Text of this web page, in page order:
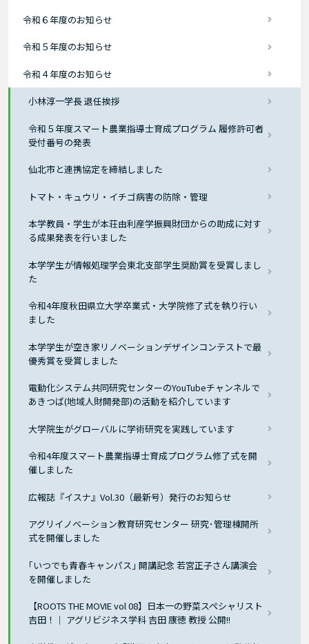
令和６年度のお知らせ
令和５年度のお知らせ
令和４年度のお知らせ
小林淳一学長 退任挨拶
令和５年度スマート農業指導士育成プログラム 履修許可者
受付番号の発表
仙北市と連携協定を締結しました
トマト・キュウリ・イチゴ病害の防除・管理
本学教員・学生が本荘由利産学振興財団からの助成に対す
る成果発表を行いました
本学学生が情報処理学会東北支部学生奨励賞を受賞しまし
た
令和4年度秋田県立大学卒業式・大学院修了式を執り行い
ました
本学学生が空き家リノベーションデザインコンテストで最
優秀賞を受賞しました
電動化システム共同研究センターのYouTubeチャンネルで
あきつば(地域人財開発部)の活動を紹介しています
大学院生がグローバルに学術研究を実践しています
令和4年度スマート農業指導士育成プログラム修了式を開
催しました
広報誌『イスナ』Vol.30（最新号）発行のお知らせ
アグリイノベーション教育研究センター 研究･管理棟開所
式を開催しました
｢いつでも青春キャンパス｣ 開講記念 若宮正子さん講演会
を開催しました
【ROOTS THE MOVIE vol 08】日本一の野菜スペシャリスト
吉田！｜ アグリビジネス学科 吉田 康徳 教授 公開!!